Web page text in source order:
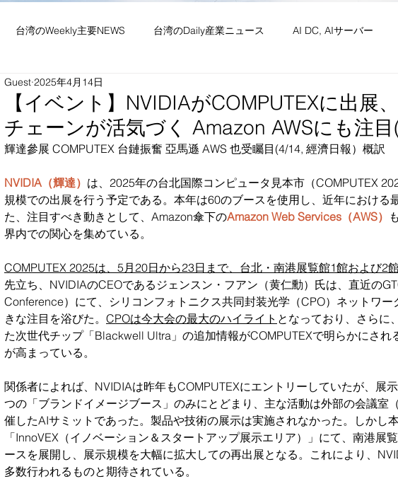
台湾のWeekly主要NEWS 台湾のDaily産業ニュース AI DC, AIサーバー
信機器・ネットワーク
織 NEWS・社会文化・イベント等 竹竹苗縣市 台湾生活（投稿）
【イベント】NVIDIAがCOMPUTEXに出展
チェーンが活気づく Amazon AWSにも注
Guest 2025年4月14日
輝達參展 COMPUTEX 台鏈振奮 亞馬遜 AWS 也受矚目(4/14, 經濟日報）概訳
NVIDIA（輝達） は、2025年の台北国際コンピュータ見本市（COMPUTEX
規模での出展を行う予定である。本年は60のブースを使用し、近年における
た、注目すべき動きとして、Amazon傘下のAmazon Web Services（AWS）
界内での関心を集めている。
COMPUTEX 2025は、5月20日から23日まで、台北・南港展覧館1館および2
先立ち、NVIDIAのCEOであるジェンスン・フアン（黄仁勳）氏は、直近の
Conference）にて、シリコンフォトニクス共同封装光学（CPO）ネットワー
きな注目を浴びた。 CPOは今大会の最大のハイライト となっており、さらに
た次世代チップ「Blackwell Ultra」の追加情報がCOMPUTEXで明らかにされ
が高まっている。
関係者によれば、NVIDIAは昨年もCOMPUTEXにエントリーしていたが、展
つの「ブランドイメージブース」のみにとどまり、主な活動は外部の会議室
催したAIサミットであった。製品や技術の展示は実施されなかった。しかし
「InnoVEX（イノベーション＆スタートアップ展示エリア）」にて、南港展
ースを展開し、展示規模を大幅に拡大しての再出展となる。これにより、
多数行われるものと期待されている。